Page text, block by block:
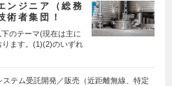
ンジニア（総務
術者集団！
のテーマ(現在は主に
ます。(1)(2)のいずれ
ステム受託開発／販売（近距離無線、特定